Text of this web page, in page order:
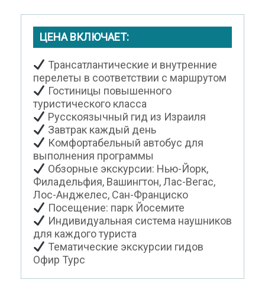
ЦЕНА ВКЛЮЧАЕТ:
Трансатлантические и внутренние
перелеты в соответствии с маршрутом
Гостиницы повышенного
туристического класса
Русскоязычный гид из Израиля
Завтрак каждый день
Комфортабельный автобус для
выполнения программы
Обзорные экскурсии: Нью-Йорк,
Филадельфия, Вашингтон, Лас-Вегас,
Лос-Анджелес, Сан-Франциско
Посещение: парк Йосемите
Индивидуальная система наушников
для каждого туриста
Тематические экскурсии гидов
Офир Турс